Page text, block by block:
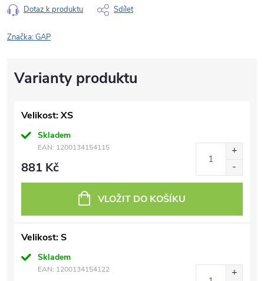
Dotaz k produktu Sdílet
Značka:GAP
Velikost: XS
Skladem
EAN: 1200134154115
881 Kč
VLOŽIT DO KOŠÍKU
Velikost: S
Skladem
EAN: 1200134154122